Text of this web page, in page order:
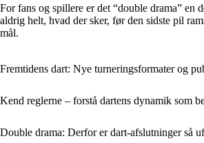
For fans og spillere er det “double drama” en
aldrig helt, hvad der sker, før den sidste pil
mål.
Fremtidens dart: Nye turneringsformater og
Kend reglerne – forstå dartens dynamik som
Double drama: Derfor er dart-afslutninger så